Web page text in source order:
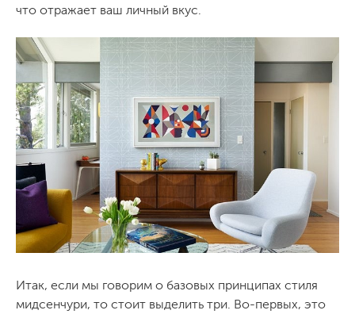
что отражает ваш личный вкус.
Итак, если мы говорим о базовых принципах стиля
мидсенчури, то стоит выделить три. Во-первых, это